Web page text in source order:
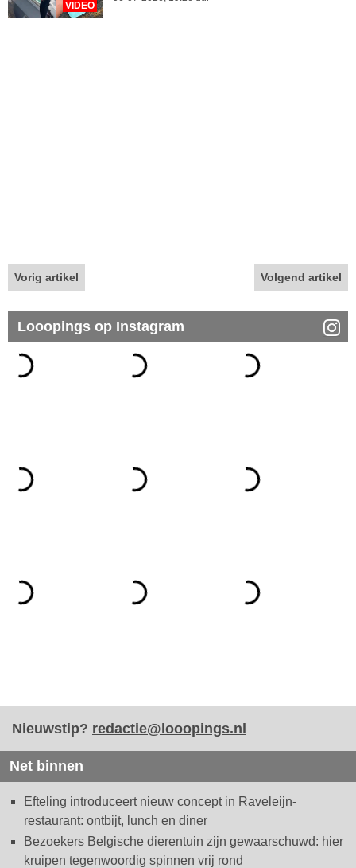
VIDEO
Vorig artikel Volgend artikel
Looopings op Instagram
Nieuwstip? redactie@looopings.nl
Net binnen
Efteling introduceert nieuw concept in Raveleijn-
restaurant: ontbijt, lunch en diner
Bezoekers Belgische dierentuin zijn gewaarschuwd: hier
kruipen tegenwoordig spinnen vrij rond